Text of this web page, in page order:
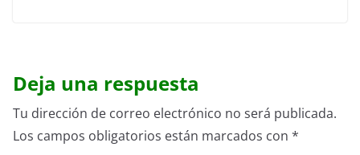
Deja una respuesta
Tu dirección de correo electrónico no será publicada.
Los campos obligatorios están marcados con *